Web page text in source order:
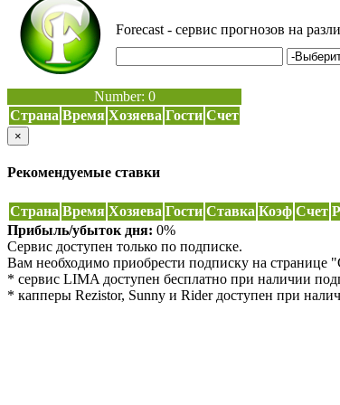
Forecast - сервис прогнозов на
Number: 0
Страна Время Хозяева Гости Счет
×
Рекомендуемые ставки
Страна Время Хозяева Гости Ставка Коэф Счет
Прибыль/убыток дня: 0%
Сервис доступен только по подписке.
Вам необходимо приобрести подписку на странице
* сервис LIMA доступен бесплатно при наличии
* капперы Rezistor, Sunny и Rider доступен при